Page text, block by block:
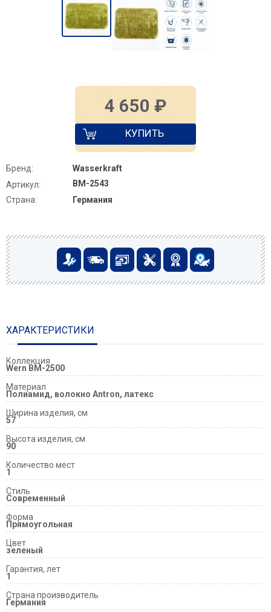
4 650 ₽
КУПИТЬ
Бренд:
Wasserkraft
Артикул:
BM-2543
Страна:
Германия
ХАРАКТЕРИСТИКИ
Коллекция
Wern BM-2500
Материал
Полиамид, волокно Antron, латекс
Ширина изделия, см
57
Высота изделия, см
90
Количество мест
1
Стиль
Современный
Форма
Прямоугольная
Цвет
зеленый
Гарантия, лет
1
Страна производитель
Германия